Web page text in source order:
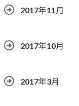
2017年11月
2017年10月
2017年3月